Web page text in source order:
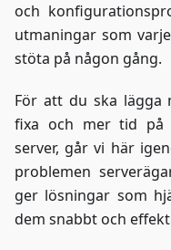
och
utmaningar som
stöta på någon gång.
För att du ska
fixa och mer tid
server, går vi här
problemen
ger lösningar som
dem snabbt och